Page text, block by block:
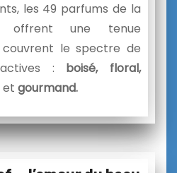
les 49 parfums de la
offrent une tenue
le spectre de
: boisé, floral,
et gourmand.